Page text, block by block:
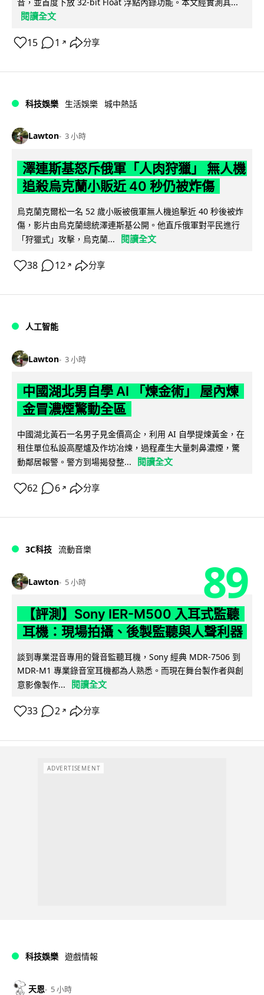
閱讀全文
15 1 ↗ 分享
科技娛樂 生活娛樂 城中熱話
Lawton 3 小時
澤連斯基怒斥俄軍「人肉狩獵」 無人機
追殺烏克蘭小販近 40 秒仍被炸傷
烏克蘭克爾松一名 52 歲小販被俄軍無人機追擊近 40 秒後被炸
傷，影片由烏克蘭總統澤連斯基公開。他直斥俄軍對平民進行
「狩獵式」攻擊，烏克蘭...
閱讀全文
38 12 ↗ 分享
人工智能
Lawton 3 小時
中國湖北男自學 AI 「煉金術」 屋內煉
金冒濃煙驚動全區
中國湖北黃石一名男子見金價高企，利用 AI 自學提煉黃金，在
租住單位私設高壓爐及作坊冶煉，過程產生大量刺鼻濃煙，驚
動鄰居報警。警方到場揭發整...
閱讀全文
62 6 ↗ 分享
3C科技 流動音樂
Lawton 5 小時 89
【評測】Sony IER-M500 入耳式監聽
耳機：現場拍攝、後製監聽與人聲利器
談到專業混音專用的聲音監聽耳機，Sony 經典 MDR-7506 到
MDR-M1 專業錄音室耳機都為人熟悉。而現在舞台製作者與創
意影像製作...
閱讀全文
33 2 ↗ 分享
ADVERTISEMENT
科技娛樂 遊戲情報
天恩 5 小時